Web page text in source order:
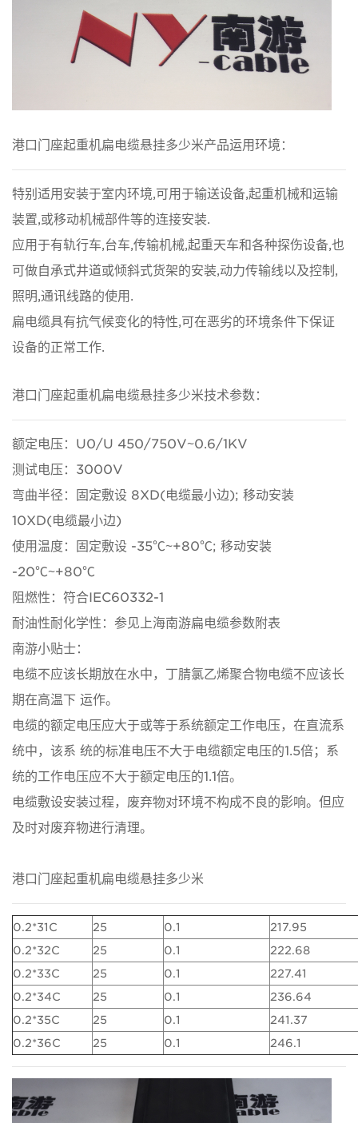
港口门座起重机扁电缆悬挂多少米产品运用环境：
特别适用安装于室内环境,可用于输送设备,起重机械和运输
装置,或移动机械部件等的连接安装.
应用于有轨行车,台车,传输机械,起重天车和各种探伤设备,也
可做自承式井道或倾斜式货架的安装,动力传输线以及控制,
照明,通讯线路的使用.
扁电缆具有抗气候变化的特性,可在恶劣的环境条件下保证
设备的正常工作.
港口门座起重机扁电缆悬挂多少米技术参数：
额定电压：U0/U 450/750V~0.6/1KV
测试电压：3000V
弯曲半径：固定敷设 8XD(电缆最小边); 移动安装
10XD(电缆最小边)
使用温度：固定敷设 -35℃~+80℃; 移动安装
-20℃~+80℃
阻燃性：符合IEC60332-1
耐油性耐化学性：参见上海南游扁电缆参数附表
南游小贴士：
电缆不应该长期放在水中，丁腈氯乙烯聚合物电缆不应该长
期在高温下 运作。
电缆的额定电压应大于或等于系统额定工作电压，在直流系
统中，该系 统的标准电压不大于电缆额定电压的1.5倍；系
统的工作电压应不大于额定电压的1.1倍。
电缆敷设安装过程，废弃物对环境不构成不良的影响。但应
及时对废弃物进行清理。
港口门座起重机扁电缆悬挂多少米
0.2*31C 25 0.1
217.95
0.2*32C
25 0.1
222.68
0.2*33C
25 0.1
227.41
0.2*34C
25 0.1
236.64
0.2*35C
25 0.1
241.37
0.2*36C
25 0.1 246.1